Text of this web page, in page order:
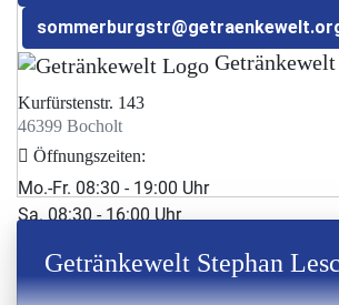
Kurfürstenstr. 143
46399 Bocholt
Öffnungszeiten:
Mo.-Fr. 08:30 - 19:00 Uhr
Sa. 08:30 - 16:00 Uhr
+49 2871 9555730
Getränkewelt Stephan